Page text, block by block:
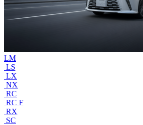
LM
LS
LX
NX
RC
RC F
RX
SC